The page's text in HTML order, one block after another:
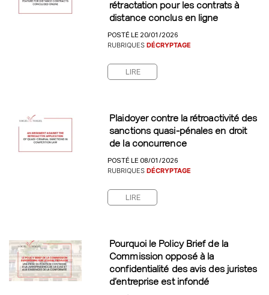
rétractation pour les contrats à
distance conclus en ligne
POSTÉ LE 20/01/2026
RUBRIQUESDÉCRYPTAGE
LIRE
Plaidoyer contre la rétroactivité des
sanctions quasi-pénales en droit
de la concurrence
POSTÉ LE 08/01/2026
RUBRIQUESDÉCRYPTAGE
LIRE
Pourquoi le Policy Brief de la
Commission opposé à la
confidentialité des avis des juristes
d’entreprise est infondé